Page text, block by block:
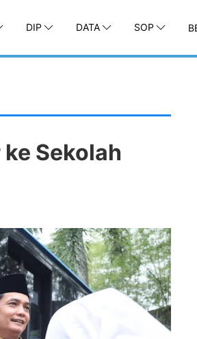
DIP DATA SOP
Sekolah